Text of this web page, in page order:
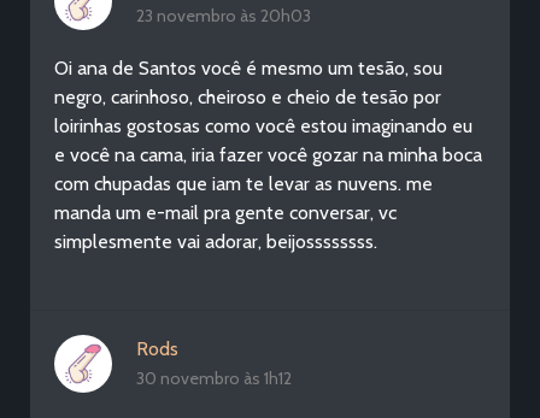
23 novembro às 20h03
Oi ana de Santos você é mesmo um tesão, sou
negro, carinhoso, cheiroso e cheio de tesão por
loirinhas gostosas como você estou imaginando eu
e você na cama, iria fazer você gozar na minha boca
com chupadas que iam te levar as nuvens. me
manda um e-mail pra gente conversar, vc
simplesmente vai adorar, beijossssssss.
Rods
30 novembro às 1h12